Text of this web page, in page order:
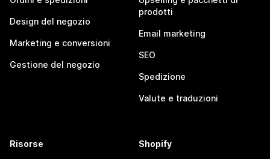
Design del negozio
Marketing e conversioni
Gestione del negozio
prodotti
Email marketing
SEO
Spedizione
Valute e traduzioni
Risorse Shopify